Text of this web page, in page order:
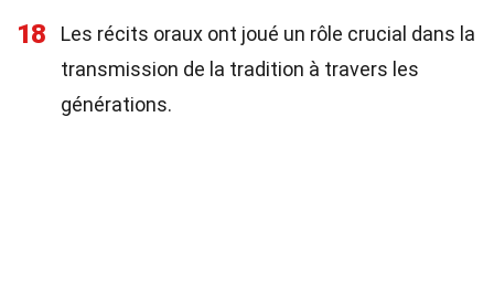
18
Les récits oraux ont joué un rôle crucial dans la
transmission de la tradition à travers les
générations.